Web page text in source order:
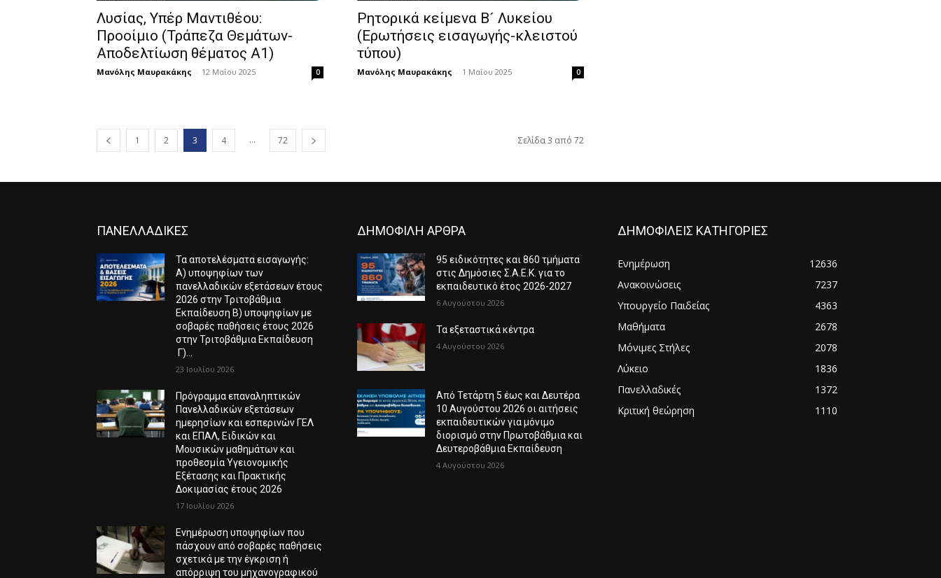
Λυσίας, Υπέρ Μαντιθέου:
Προοίμιο (Τράπεζα Θεμάτων-
Αποδελτίωση θέματος Α1)
Μανόλης Μαυρακάκης - 12 Μαΐου 2025 0
Ρητορικά κείμενα Β´ Λυκείου
(Ερωτήσεις εισαγωγής-κλειστού
τύπου)
Μανόλης Μαυρακάκης - 1 Μαΐου 2025 0
1 2 3 4 ... 72 Σελίδα 3 από 72
ΠΑΝΕΛΛΑΔΙΚΕΣ
Τα αποτελέσματα εισαγωγής:
Α) υποψηφίων των
πανελλαδικών εξετάσεων έτους
2026 στην Τριτοβάθμια
Εκπαίδευση Β) υποψηφίων με
σοβαρές παθήσεις έτους 2026
στην Τριτοβάθμια Εκπαίδευση
Γ)...
23 Ιουλίου 2026
Πρόγραμμα επαναληπτικών
Πανελλαδικών εξετάσεων
ημερησίων και εσπερινών ΓΕΛ
και ΕΠΑΛ, Ειδικών και
Μουσικών μαθημάτων και
προθεσμία Υγειονομικής
Εξέτασης και Πρακτικής
Δοκιμασίας έτους 2026
17 Ιουλίου 2026
Ενημέρωση υποψηφίων που
πάσχουν από σοβαρές παθήσεις
σχετικά με την έγκριση ή
απόρριψη του μηχανογραφικού
ΔΗΜΟΦΙΛΗ ΑΡΘΡΑ
95 ειδικότητες και 860 τμήματα
στις Δημόσιες Σ.Α.Ε.Κ. για το
εκπαιδευτικό έτος 2026-2027
6 Αυγούστου 2026
Τα εξεταστικά κέντρα
4 Αυγούστου 2026
Από Τετάρτη 5 έως και Δευτέρα
10 Αυγούστου 2026 οι αιτήσεις
εκπαιδευτικών για μόνιμο
διορισμό στην Πρωτοβάθμια και
Δευτεροβάθμια Εκπαίδευση
4 Αυγούστου 2026
ΔΗΜΟΦΙΛΕΙΣ ΚΑΤΗΓΟΡΙΕΣ
Ενημέρωση
12636
Ανακοινώσεις
7237
Υπουργείο Παιδείας
4363
Μαθήματα
2678
Μόνιμες Στήλες
2078
Λύκειο
1836
Πανελλαδικές
1372
Κριτική θεώρηση
1110